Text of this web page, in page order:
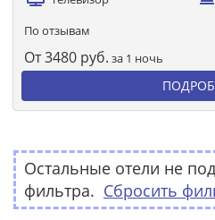
По отзывам
От3480 руб. за 1 ночь
Остальные отели не
фильтра. Сбросить